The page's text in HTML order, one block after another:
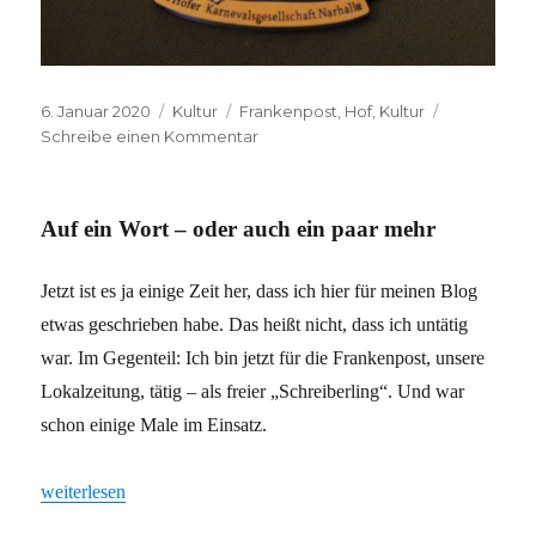
Veröffentlicht
am
6. Januar 2020 Kategorien
Kultur Schlagwörter
Frankenpost Hof, Kultur
Schreibe einen Kommentarzu
Auf ein Wort – oder auch ein paar mehr
Jetzt ist es ja einige Zeit her, dass ich hier für meinen Blog
etwas geschrieben habe. Das heißt nicht, dass ich untätig
war. Im Gegenteil: Ich bin jetzt für die Frankenpost, unsere
Lokalzeitung, tätig – als freier „Schreiberling“. Und war
schon einige Male im Einsatz.
„Auf ein Wort – oder auch ein paar mehr“
weiterlesen